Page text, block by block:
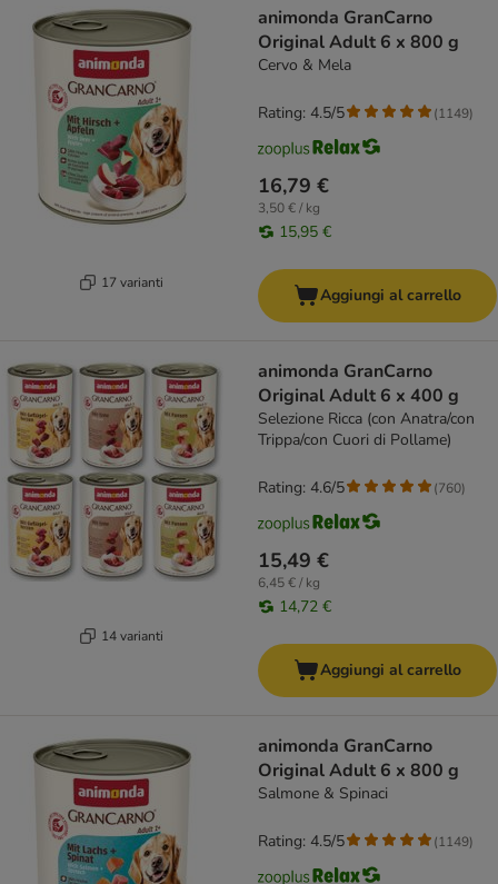
17 varianti
animonda GranCarno
Original Adult 6 x 800 g
Cervo & Mela
16,79 €
3,50 € / kg
15,95 €
Rating: 4.5/5 (1149)
Aggiungi al carrello
14 varianti
animonda GranCarno
Original Adult 6 x 400 g
Selezione Ricca (con Anatra/con
Trippa/con Cuori di Pollame)
15,49 €
6,45 € / kg
14,72 €
Rating: 4.6/5 (760)
Aggiungi al carrello
animonda GranCarno
Original Adult 6 x 800 g
Salmone & Spinaci
Rating: 4.5/5 (1149)